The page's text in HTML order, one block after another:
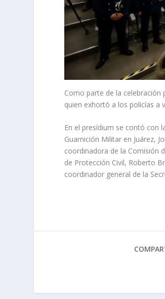
Como parte de la celebración
quien exhortó a los policías a
En el presídium se contó con
Guarnición Militar en Juárez,
coordinadora de la Comisión
de Protección Civil, Roberto
coordinador general de la